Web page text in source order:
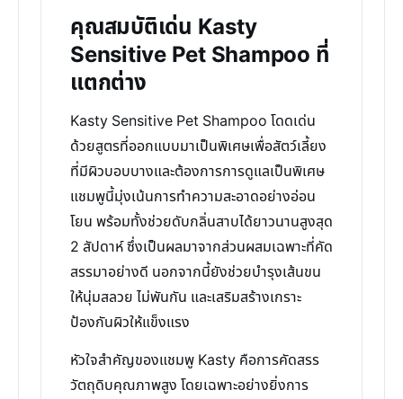
คุณสมบัติเด่น Kasty
Sensitive Pet Shampoo ที่
แตกต่าง
Kasty Sensitive Pet Shampoo โดดเด่น
ด้วยสูตรที่ออกแบบมาเป็นพิเศษเพื่อสัตว์เลี้ยง
ที่มีผิวบอบบางและต้องการการดูแลเป็นพิเศษ
แชมพูนี้มุ่งเน้นการทำความสะอาดอย่างอ่อน
โยน พร้อมทั้งช่วยดับกลิ่นสาบได้ยาวนานสูงสุด
2 สัปดาห์ ซึ่งเป็นผลมาจากส่วนผสมเฉพาะที่คัด
สรรมาอย่างดี นอกจากนี้ยังช่วยบำรุงเส้นขน
ให้นุ่มสลวย ไม่พันกัน และเสริมสร้างเกราะ
ป้องกันผิวให้แข็งแรง
หัวใจสำคัญของแชมพู Kasty คือการคัดสรร
วัตถุดิบคุณภาพสูง โดยเฉพาะอย่างยิ่งการ